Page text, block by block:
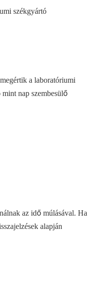
székgyártó
a laboratóriumi
nap szembesülő
az idő múlásával. Ha
alapján